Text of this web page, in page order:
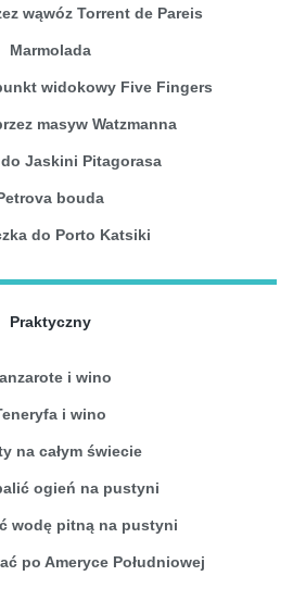
wąwóz Torrent de Pareis
Marmolada
widokowy Five Fingers
masyw Watzmanna
Jaskini Pitagorasa
bouda
do Porto Katsiki
Praktyczny
i wino
i wino
na całym świecie
ogień na pustyni
wodę pitną na pustyni
po Ameryce Południowej